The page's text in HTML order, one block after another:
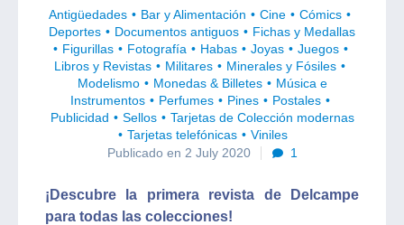
Antigüedades Bar y Alimentación Cine
Cómics
Deportes
Documentos antiguos
Fichas y Medallas
Figurillas
Fotografía Habas Joyas
Juegos
Libros y Revistas
Militares
Minerales y Fósiles
Modelismo
Monedas & Billetes
Música e
Instrumentos
Perfumes Pines
Postales
Publicidad
Sellos
Tarjetas de Colección modernas
Tarjetas telefónicas
Viniles
Publicado en 2 July 2020
1
¡Descubre la primera revista de Delcampe
para todas las colecciones!